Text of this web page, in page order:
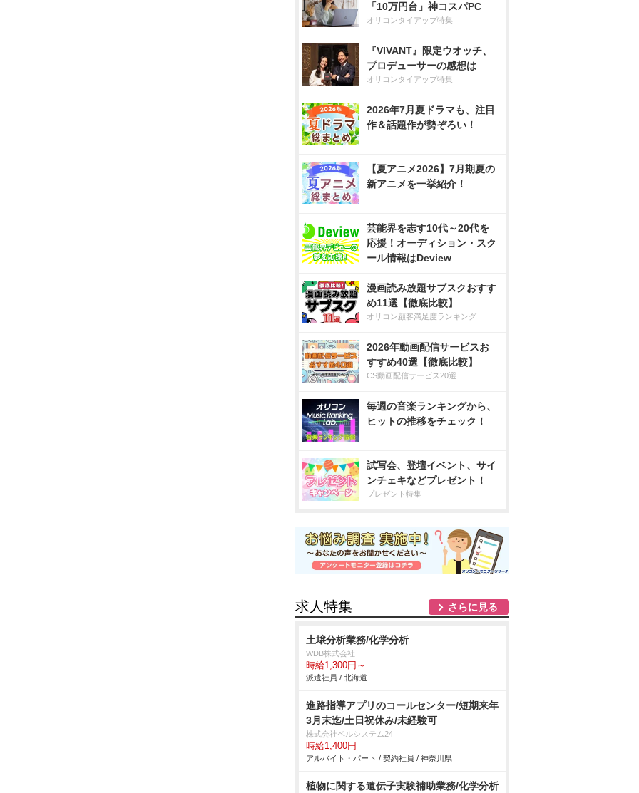
「10万円台」神コスパPC
オリコンタイアップ特集
『VIVANT』限定ウオッチ、
プロデューサーの感想は
オリコンタイアップ特集
2026年7月夏ドラマも、注目
作＆話題作が勢ぞろい！
【夏アニメ2026】7月期夏の
新アニメを一挙紹介！
芸能界を志す10代～20代を
応援！オーディション・スク
ール情報はDeview
漫画読み放題サブスクおすす
め11選【徹底比較】
オリコン顧客満足度ランキング
2026年動画配信サービスお
すすめ40選【徹底比較】
CS動画配信サービス20選
毎週の音楽ランキングから、
ヒットの推移をチェック！
試写会、登壇イベント、サイ
ンチェキなどプレゼント！
プレゼント特集
求人特集 さらに見る
土壌分析業務/化学分析
WDB株式会社
時給1,300円～
派遣社員 / 北海道
進路指導アプリのコールセンター/短期来年
3月末迄/土日祝休み/未経験可
株式会社ベルシステム24
時給1,400円
アルバイト・パート / 契約社員 / 神奈川県
植物に関する遺伝子実験補助業務/化学分析